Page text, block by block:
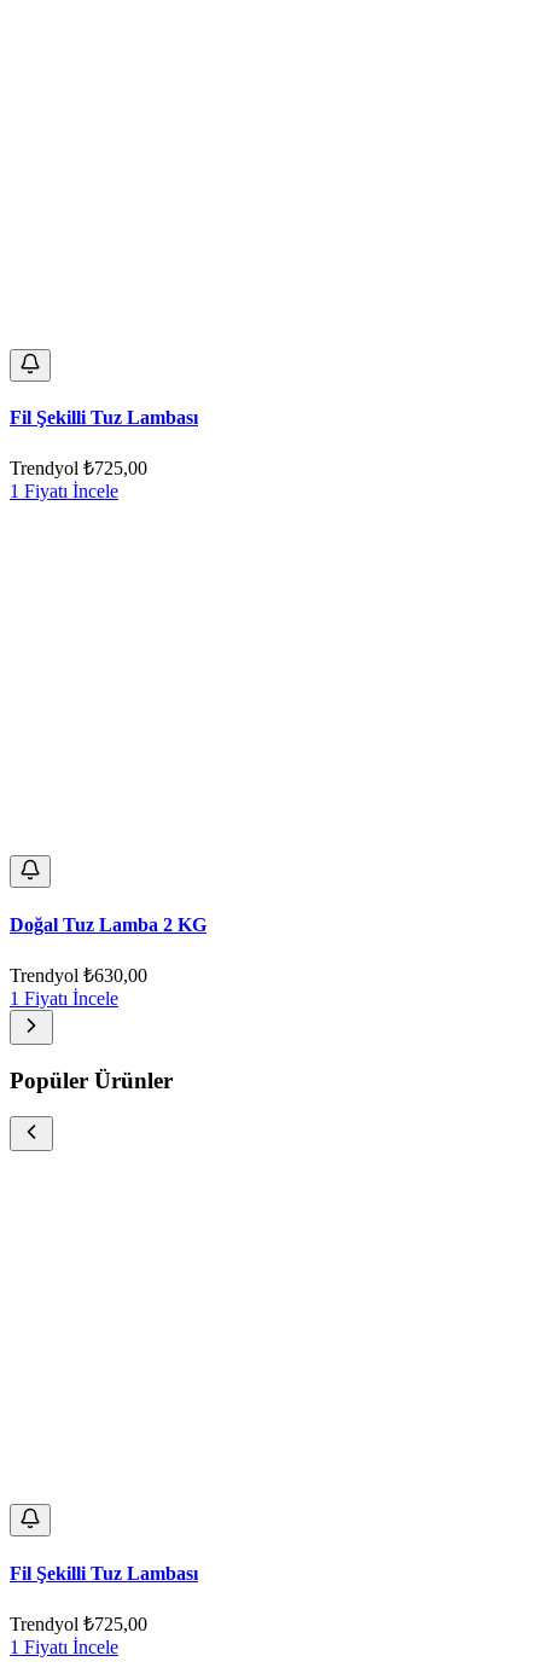
Fil Şekilli Tuz Lambası
Trendyol ₺725,00
1 Fiyatı İncele
Doğal Tuz Lamba 2 KG
Trendyol ₺630,00
1 Fiyatı İncele
Popüler Ürünler
Fil Şekilli Tuz Lambası
Trendyol ₺725,00
1 Fiyatı İncele